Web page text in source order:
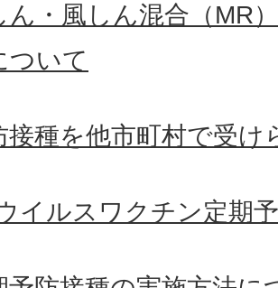
ん・風しん混合（MR
ついて
接種を他市町村で受け
イルスワクチン定期